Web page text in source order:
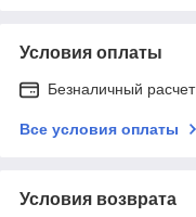
Условия оплаты
Безналичный расчет
Все условия оплаты
Условия возврата